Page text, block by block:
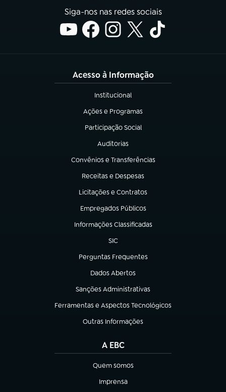
Siga-nos nas redes sociais
Acesso à Informação
Institucional
(abre em nova aba)
Ações e Programas
(abre em nova aba)
Participação Social
(abre em nova aba)
Auditorias
(abre em nova aba)
Convênios e Transferências
(abre em nova aba)
Receitas e Despesas
(abre em nova aba)
Licitações e Contratos
(abre em nova aba)
Empregados Públicos
(abre em nova aba)
Informações Classificadas
(abre em nova aba)
SIC
(abre em nova aba)
Perguntas Frequentes
(abre em nova aba)
Dados Abertos
(abre em nova aba)
Sanções Administrativas
(abre em nova aba)
Ferramentas e Aspectos Tecnológicos
(abre em nova aba)
Outras Informações
(abre em nova aba)
A EBC
Quem somos
(abre em nova aba)
Imprensa
(abre em nova aba)